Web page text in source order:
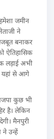
जमीन
ने
बनाकर
ऐतिहासिक
लड़ाई अभी
यहां से आगे
कुछ भी
है। लेकिन
मैनपुरी
ने उन्हें